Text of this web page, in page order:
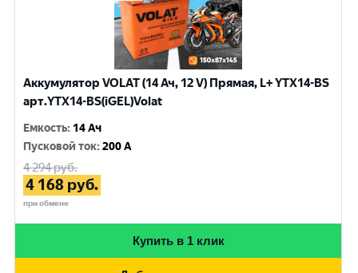
Аккумулятор VOLAT (14 Ач, 12 V) Прямая, L+ YTX14-BS
арт.YTX14-BS(iGEL)Volat
Емкость: 14 Ач
Пусковой ток:200 A
4 294руб.
4 168 руб.
при обмене
Купить в 1 клик